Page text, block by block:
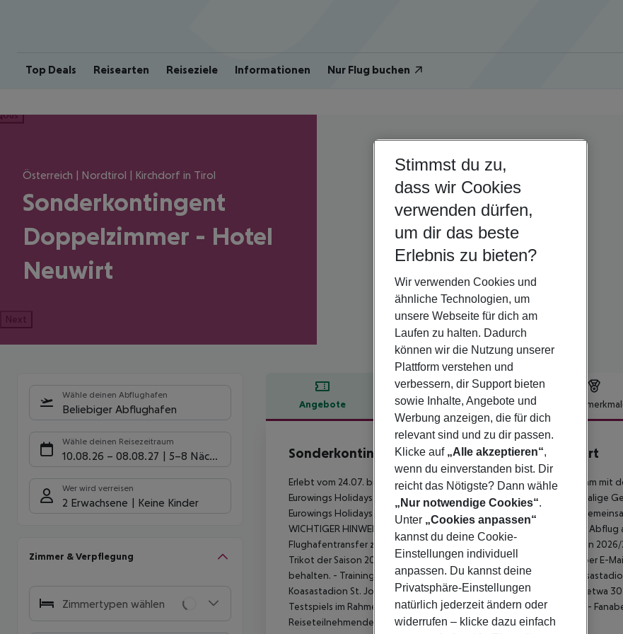
Top Deals Reisearten Reiseziele Informationen Nur Flug buchen
Österreich | Nordtirol | Kirchdorf in Tirol
Sonderkontingent
Doppelzimmer - Hotel
Neuwirt
Next
Wähle deinen Abflughafen
Beliebiger Abflughafen
Wähle deinen Reisezeitraum
10.08.26 – 08.08.27 5-8 Nächte
Wer wird verreisen
2 Erwachsene Keine Kinder
Zimmer & Verpflegung
Zimmertypen wählen
Angebote Hotelbeschreibung
Hotelbeschreibung
Sonderkontingent Doppelzimmer - Hotel Neuwirt
Erlebt vom 24.07. bis 31.07.2026 eine unvergessliche Reise: Gemeinsam mit
Eurowings Holidays Flieger von Köln direkt nach Salzburg – eine einmalige
Eurowings Holidays machen's möglich: Fans und Mannschaft heben
WICHTIGER HINWEIS: für die Fanreise berechtigt ist ausschließlich ein
Flughafentransfer zum Hotel und zurück ist inklusive.
- Trikot 1. FC Köln
Trikot der Saison 2026/2027. Die Abfrage der Trikotgrößen erfolgt per E-
behalten. - Trainingseinheiten: die Trainingseinheiten finden im
Koasastadion St. Johann ist mit den öffentlichen Verkehrsmitteln in etwa
Testspiels im Rahmen des Trainingslagers ist im Reisepreis inkludiert.
-
Reiseteilnehmenden der Reise garantiert ist.
Stimmst du zu,
dass wir Cookies
verwenden dürfen,
um dir das beste
Erlebnis zu bieten?
Wir verwenden Cookies und
ähnliche Technologien, um
unsere Webseite für dich am
Laufen zu halten. Dadurch
können wir die Nutzung unserer
Plattform verstehen und
verbessern, dir Support bieten
sowie Inhalte, Angebote und
Werbung anzeigen, die für dich
relevant sind und zu dir passen.
Klicke auf „Alle akzeptieren“,
wenn du einverstanden bist. Dir
reicht das Nötigste? Dann wähle
„Nur notwendige Cookies“.
Unter „Cookies anpassen“
kannst du deine Cookie-
Einstellungen individuell
anpassen. Du kannst deine
Privatsphäre-Einstellungen
natürlich jederzeit ändern oder
widerrufen – klicke dazu einfach